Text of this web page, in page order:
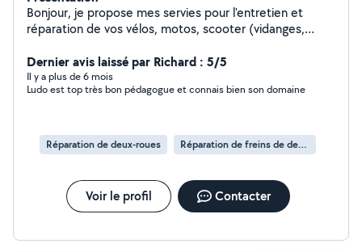
Bonjour, je propose mes servies pour l'entretien et
réparation de vos vélos, motos, scooter (vidanges,
la mécanique. je suis minutieux et consciencieux. J'aime
le bricolage et le travail bien fait. Je peux également
intervenir sur tous types de réparations et même faire
Dernier avis laissé par Richard : 5/5
Il y a plus de 6 mois
Ludo est top très bon pédagogue et connais bien son domaine
Réparation de deux-roues Réparation de freins de deux-roues
Voir le profil Contacter